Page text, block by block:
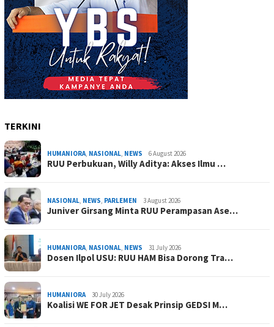
TERKINI
HUMANIORA, NASIONAL, NEWS 6 August 2026
RUU Perbukuan, Willy Aditya: Akses Ilmu …
NASIONAL, NEWS, PARLEMEN 3 August 2026
Juniver Girsang Minta RUU Perampasan Ase…
HUMANIORA, NASIONAL, NEWS 31 July 2026
Dosen Ilpol USU: RUU HAM Bisa Dorong Tra…
HUMANIORA 30 July 2026
Koalisi WE FOR JET Desak Prinsip GEDSI M…